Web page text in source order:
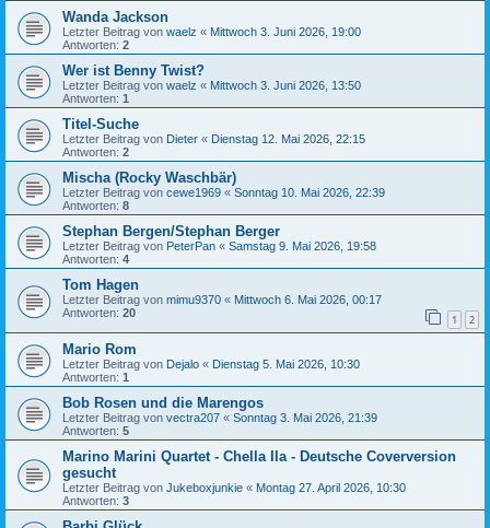
Wanda Jackson
Letzter Beitrag von waelz « Mittwoch 3. Juni 2026, 19:00
Antworten: 2
Wer ist Benny Twist?
Letzter Beitrag von waelz « Mittwoch 3. Juni 2026, 13:50
Antworten: 1
Titel-Suche
Letzter Beitrag von Dieter « Dienstag 12. Mai 2026, 22:15
Antworten: 2
Mischa (Rocky Waschbär)
Letzter Beitrag von cewe1969 « Sonntag 10. Mai 2026, 22:39
Antworten: 8
Stephan Bergen/Stephan Berger
Letzter Beitrag von PeterPan « Samstag 9. Mai 2026, 19:58
Antworten: 4
Tom Hagen
Letzter Beitrag von mimu9370 « Mittwoch 6. Mai 2026, 00:17
Antworten: 20 1 2
Mario Rom
Letzter Beitrag von Dejalo « Dienstag 5. Mai 2026, 10:30
Antworten: 1
Bob Rosen und die Marengos
Letzter Beitrag von vectra207 « Sonntag 3. Mai 2026, 21:39
Antworten: 5
Marino Marini Quartet - Chella Ila - Deutsche Coverversion
gesucht
Letzter Beitrag von Jukeboxjunkie « Montag 27. April 2026, 10:30
Antworten: 3